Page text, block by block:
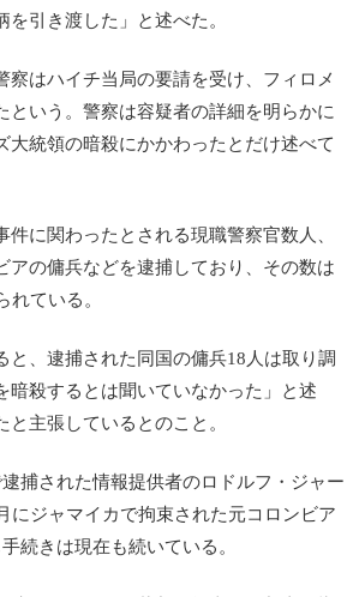
を引き渡した」と述べた。
察はハイチ当局の要請を受け、フィロメ
という。警察は容疑者の詳細を明らかに
大統領の暗殺にかかわったとだけ述べて
件に関わったとされる現職警察官数人、
アの傭兵などを逮捕しており、その数は
れている。
と、逮捕された同国の傭兵18人は取り調
暗殺するとは聞いていなかった」と述
主張しているとのこと。
捕された情報提供者のロドルフ・ジャー
にジャマイカで拘束された元コロンビア
続きは現在も続いている。